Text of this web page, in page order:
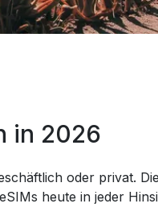
in 2026
oder privat.
heute in jeder